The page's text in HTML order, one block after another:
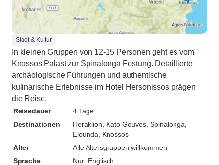
Stadt & Kultur
In kleinen Gruppen von 12-15 Personen geht es vom
Knossos Palast zur Spinalonga Festung. Detaillierte
archäologische Führungen und authentische
kulinarische Erlebnisse im Hotel Hersonissos prägen
die Reise.
Reisedauer
4 Tage
Destinationen
Heraklion , Kato Gouves , Spinalonga
Elounda , Knossos
Alter
Alle Altersgruppen willkommen
Sprache
Nur: Englisch